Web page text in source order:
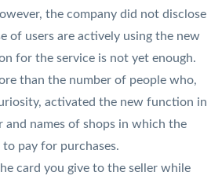
the company did not disclose
of users are actively using the new
for the service is not yet enough.
than the number of people who,
activated the new function in
and names of shops in which the
pay for purchases.
card you give to the seller while